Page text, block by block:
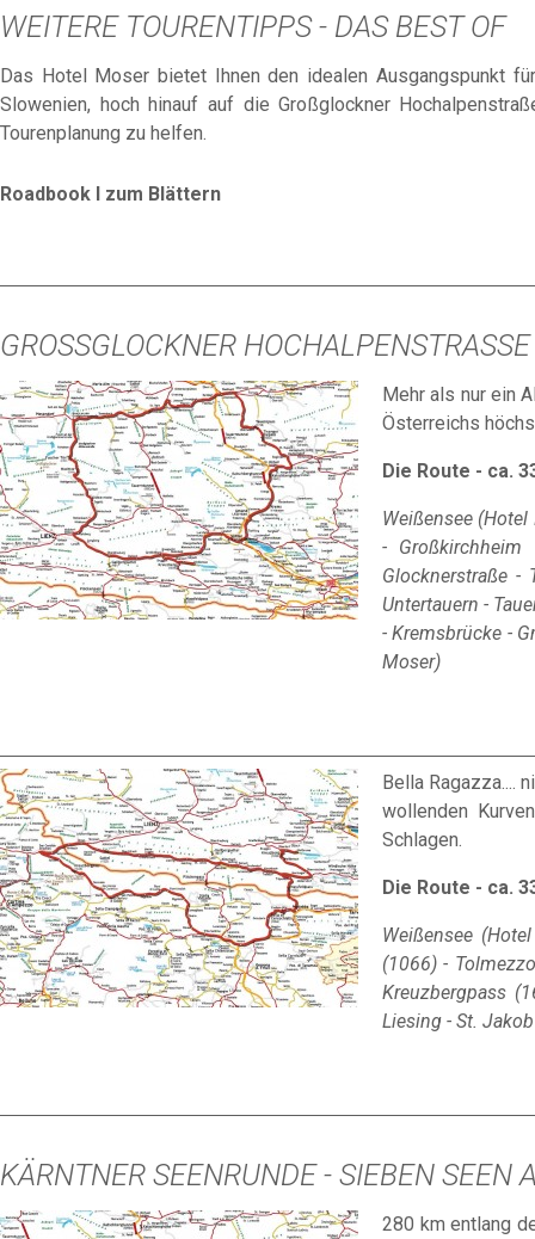
WEITERE TOURENTIPPS - DAS BEST OF
Das Hotel Moser bietet Ihnen den idealen Ausgangspunkt
Slowenien, hoch hinauf auf die Großglockner
Tourenplanung zu helfen.
Roadbook I zum Blättern
GROSSGLOCKNER HOCHALPENSTRASSE
Mehr als nur ein
Österreichs
Die Route - ca.
Weißensee
-
Glocknerstraße -
Untertauern -
- Kremsbrücke -
Moser)
Bella Ragazza....
wollenden
Schlagen.
Die Route - ca.
Weißensee
(1066) -
Kreuzbergpass
Liesing - St.
KÄRNTNER SEENRUNDE - SIEBEN SEEN
280 km entlang